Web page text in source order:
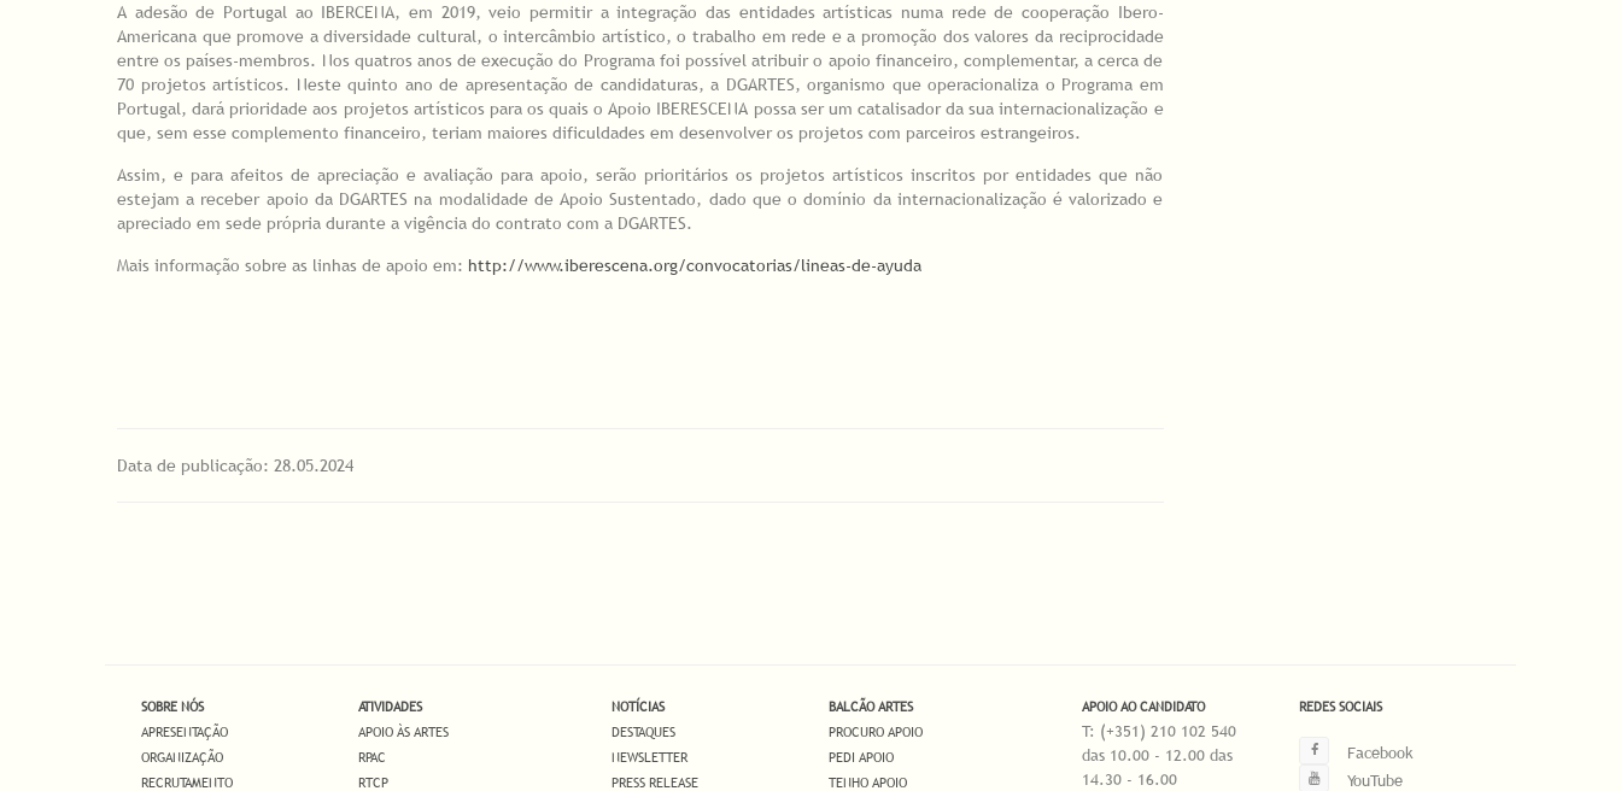
A adesão de Portugal ao IBERCENA, em 2019, veio permitir a integração das entidades artísticas numa rede de cooperação Ibero-
Americana que promove a diversidade cultural, o intercâmbio artístico, o trabalho em rede e a promoção dos valores da reciprocidade
entre os países-membros. Nos quatros anos de execução do Programa foi possível atribuir o apoio financeiro, complementar, a cerca de
70 projetos artísticos. Neste quinto ano de apresentação de candidaturas, a DGARTES, organismo que operacionaliza o Programa em
Portugal, dará prioridade aos projetos artísticos para os quais o Apoio IBERESCENA possa ser um catalisador da sua internacionalização e
que, sem esse complemento financeiro, teriam maiores dificuldades em desenvolver os projetos com parceiros estrangeiros.
Assim, e para afeitos de apreciação e avaliação para apoio, serão prioritários os projetos artísticos inscritos por entidades que não
estejam a receber apoio da DGARTES na modalidade de Apoio Sustentado, dado que o domínio da internacionalização é valorizado e
apreciado em sede própria durante a vigência do contrato com a DGARTES.
Mais informação sobre as linhas de apoio em: http://www.iberescena.org/convocatorias/lineas-de-ayuda
Data de publicação: 28.05.2024
SOBRE NÓS
APRESENTAÇÃO
ORGANIZAÇÃO
RECRUTAMENTO
ATIVIDADES
APOIO ÀS ARTES
RPAC
RTCP
NOTÍCIAS
DESTAQUES
NEWSLETTER
PRESS RELEASE
BALCÃO ARTES
PROCURO APOIO
PEDI APOIO
TENHO APOIO
APOIO AO CANDIDATO
T: (+351) 210 102 540
das 10.00 - 12.00 das
14.30 - 16.00
REDES SOCIAIS
Facebook
YouTube